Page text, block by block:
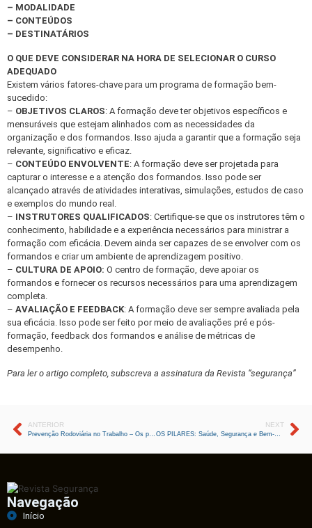
– MODALIDADE
– CONTEÚDOS
– DESTINATÁRIOS
O QUE DEVE CONSIDERAR NA HORA DE SELECIONAR O CURSO
ADEQUADO
Existem vários fatores-chave para um programa de formação bem-
sucedido:
– OBJETIVOS CLAROS: A formação deve ter objetivos específicos e
mensuráveis que estejam alinhados com as necessidades da
organização e dos formandos. Isso ajuda a garantir que a formação seja
relevante, significativo e eficaz.
– CONTEÚDO ENVOLVENTE: A formação deve ser projetada para
capturar o interesse e a atenção dos formandos. Isso pode ser
alcançado através de atividades interativas, simulações, estudos de caso
e exemplos do mundo real.
– INSTRUTORES QUALIFICADOS: Certifique-se que os instrutores têm o
conhecimento, habilidade e a experiência necessários para ministrar a
formação com eficácia. Devem ainda ser capazes de se envolver com os
formandos e criar um ambiente de aprendizagem positivo.
– CULTURA DE APOIO: O centro de formação, deve apoiar os
formandos e fornecer os recursos necessários para uma aprendizagem
completa.
– AVALIAÇÃO E FEEDBACK: A formação deve ser sempre avaliada pela
sua eficácia. Isso pode ser feito por meio de avaliações pré e pós-
formação, feedback dos formandos e análise de métricas de
desempenho.
Para ler o artigo completo, subscreva a assinatura da Revista “segurança”
ANTERIOR
Prevenção Rodoviária no Trabalho – Os perigos e riscos na deslocação automóvel
NEXT
OS PILARES: Saúde, Segurança e Bem-Estar
Navegação
Início